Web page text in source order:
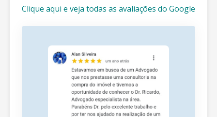
Clique aqui e veja todas as avaliações do Google